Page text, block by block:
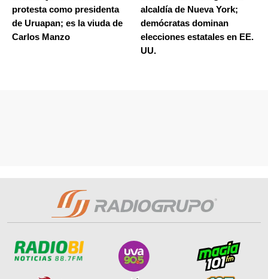
protesta como presidenta
de Uruapan; es la viuda de
Carlos Manzo
alcaldía de Nueva York;
demócratas dominan
elecciones estatales en EE.
UU.